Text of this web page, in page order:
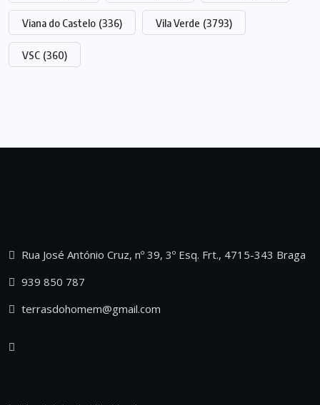
Viana do Castelo (336) Vila Verde (3793)
VSC (360)
Rua José António Cruz, nº 39, 3º Esq. Frt., 4715-343 Braga
939 850 787
terrasdohomem@gmail.com